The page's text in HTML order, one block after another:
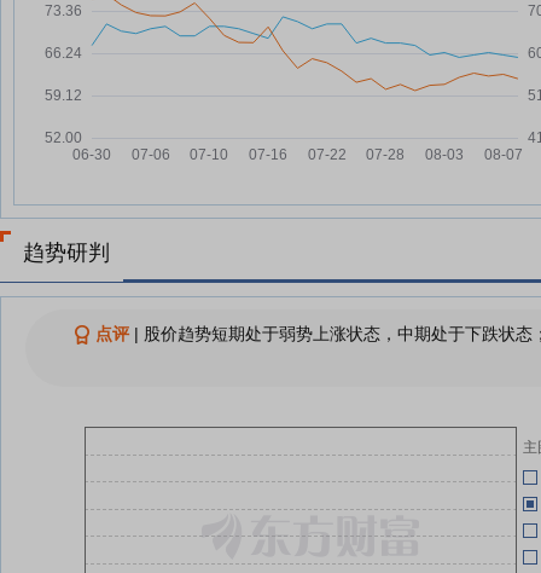
艾为电子：融资净偿还1484.51万
07-24
艾为电子：融资净买入289.6万
07-23
艾为电子：针对上游晶圆厂产能紧
极应对
艾为电子：公司通过持续优化产品
07-22 06-04
05-15
趋势研判
点评| 股价趋势短期处于弱势上涨状态，中期处于下跌状
主